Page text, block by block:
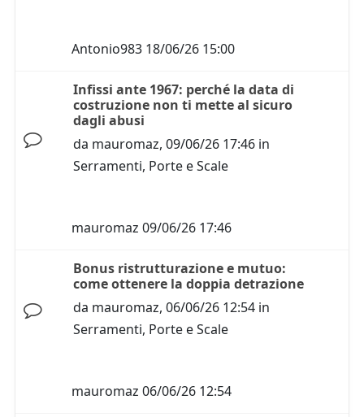
Antonio983 18/06/26 15:00
Infissi ante 1967: perché la data di
costruzione non ti mette al sicuro
dagli abusi
da mauromaz, 09/06/26 17:46 in
Serramenti, Porte e Scale
mauromaz 09/06/26 17:46
Bonus ristrutturazione e mutuo:
come ottenere la doppia detrazione
da mauromaz, 06/06/26 12:54 in
Serramenti, Porte e Scale
mauromaz 06/06/26 12:54